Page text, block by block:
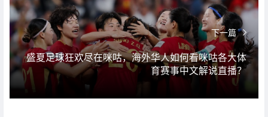
下一篇
盛夏足球狂欢尽在咪咕，海外华人如何看咪咕各大体
育赛事中文解说直播？